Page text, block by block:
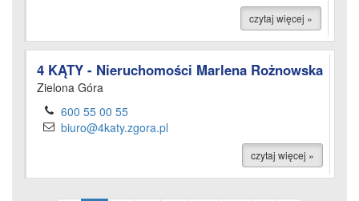
czytaj więcej »
4 KĄTY - Nieruchomości Marlena Rożnowska
Zielona Góra
600 55 00 55
biuro@4katy.zgora.pl
czytaj więcej »